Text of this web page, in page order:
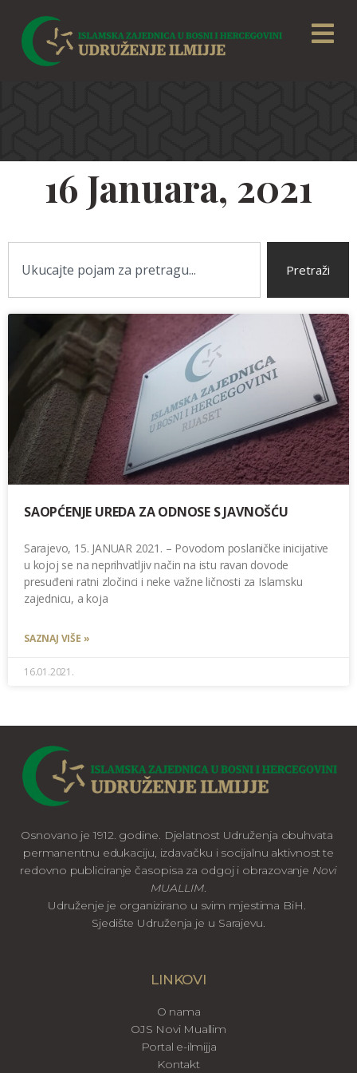
16 Januara, 2021
Pretraži
SAOPĆENJE UREDA ZA ODNOSE S JAVNOŠĆU
Sarajevo, 15. JANUAR 2021. – Povodom poslaničke inicijative
u kojoj se na neprihvatljiv način na istu ravan dovode
presuđeni ratni zločinci i neke važne ličnosti za Islamsku
zajednicu, a koja
SAZNAJ VIŠE »
16.01.2021.
Osnovano je 1912. godine. Djelatnost Udruženja obuhvata
permanentnu edukaciju, izdavačku i socijalnu aktivnost te
redovno publiciranje časopisa za odgoj i obrazovanje Novi
MUALLIM.
Udruženje je organizirano u svim mjestima BiH.
Sjedište Udruženja je u Sarajevu.
LINKOVI
O nama
OJS Novi Muallim
Portal e-ilmijja
Kontakt